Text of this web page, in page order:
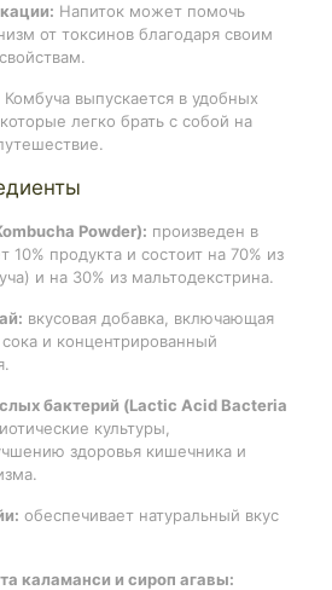
Напиток может помочь
от токсинов благодаря своим
Комбуча выпускается в удобных
легко брать с собой на
Powder): произведен в
10% продукта и состоит на 70% из
и на 30% из мальтодекстрина.
вкусовая добавка, включающая
и концентрированный
бактерий (Lactic Acid Bacteria
культуры,
здоровья кишечника и
обеспечивает натуральный вкус
каламанси и сироп агавы: